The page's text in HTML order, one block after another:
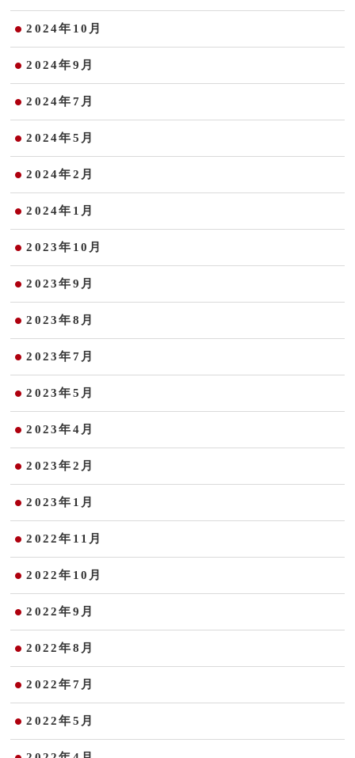
2024年10月
2024年9月
2024年7月
2024年5月
2024年2月
2024年1月
2023年10月
2023年9月
2023年8月
2023年7月
2023年5月
2023年4月
2023年2月
2023年1月
2022年11月
2022年10月
2022年9月
2022年8月
2022年7月
2022年5月